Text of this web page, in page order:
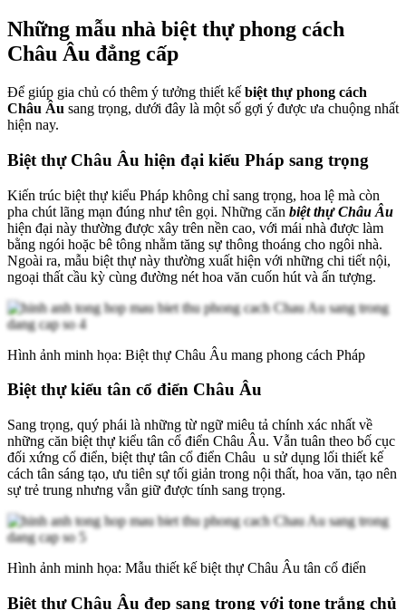
Những mẫu nhà biệt thự phong cách
Châu Âu đẳng cấp
Để giúp gia chủ có thêm ý tưởng thiết kế biệt thự phong cách
Châu Âu sang trọng, dưới đây là một số gợi ý được ưa chuộng nhất
hiện nay.
Biệt thự Châu Âu hiện đại kiểu Pháp sang trọng
Kiến trúc biệt thự kiểu Pháp không chỉ sang trọng, hoa lệ mà còn
pha chút lãng mạn đúng như tên gọi. Những căn biệt thự Châu Âu
hiện đại này thường được xây trên nền cao, với mái nhà được làm
bằng ngói hoặc bê tông nhằm tăng sự thông thoáng cho ngôi nhà.
Ngoài ra, mẫu biệt thự này thường xuất hiện với những chi tiết nội,
ngoại thất cầu kỳ cùng đường nét hoa văn cuốn hút và ấn tượng.
Hình ảnh minh họa: Biệt thự Châu Âu mang phong cách Pháp
Biệt thự kiểu tân cổ điển Châu Âu
Sang trọng, quý phái là những từ ngữ miêu tả chính xác nhất về
những căn biệt thự kiểu tân cổ điển Châu Âu. Vẫn tuân theo bố cục
đối xứng cổ điển, biệt thự tân cổ điển Châu u sử dụng lối thiết kế
cách tân sáng tạo, ưu tiên sự tối giản trong nội thất, hoa văn, tạo nên
sự trẻ trung nhưng vẫn giữ được tính sang trọng.
Hình ảnh minh họa: Mẫu thiết kế biệt thự Châu Âu tân cổ điển
Biệt thự Châu Âu đẹp sang trọng với tone trắng chủ